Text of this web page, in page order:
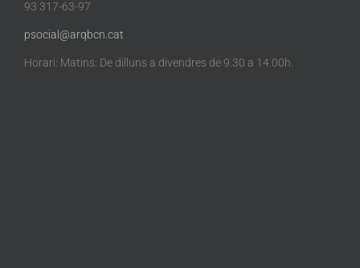
93 317-63-97
psocial@arqbcn.cat
Horari: Matins: De dilluns a divendres de 9.30 a 14.00h.